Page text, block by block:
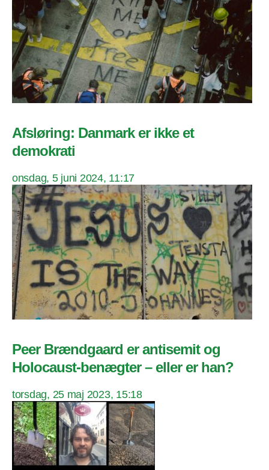
Afsløring: Danmark er ikke et
demokrati
onsdag, 5 juni 2024, 11:17
Peer Brændgaard er antisemit og
Holocaust-benægter – eller er han?
torsdag, 25 maj 2023, 15:18